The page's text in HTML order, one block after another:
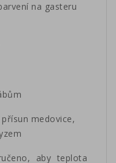
na gasteru
medovice,
aby teplota